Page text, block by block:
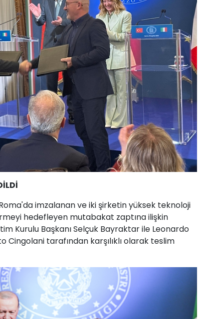
imzalanan ve iki şirketin yüksek teknoloji
hedefleyen mutabakat zaptına ilişkin
Kurulu Başkanı Selçuk Bayraktar ile Leonardo
Cingolani tarafından karşılıklı olarak teslim